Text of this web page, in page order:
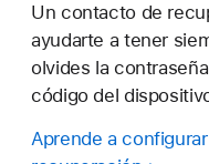
Un contacto de
ayudarte a tener
olvides la
código del
Aprende a